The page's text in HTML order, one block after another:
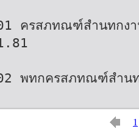
ครสภทณฑ์สำนท
พทกครสภทณฑ์ส
1